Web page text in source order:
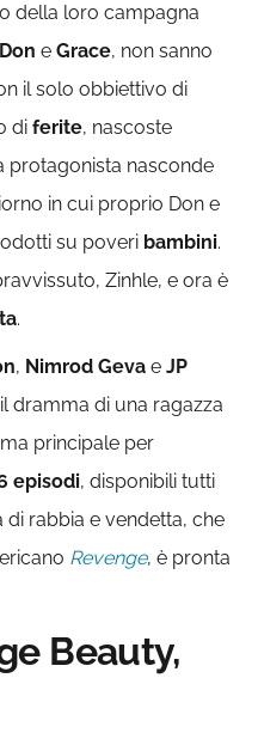
della loro campagna
Don eGrace, non sanno
il solo obbiettivo di
diferite, nascoste
protagonista nasconde
in cui proprio Don e
su poveri bambini.
Zinhle, e ora è
.
, Nimrod Geva eJP
dramma di una ragazza
principale per
episodi, disponibili tutti
di rabbia e vendetta, che
Revenge, è pronta
Beauty,